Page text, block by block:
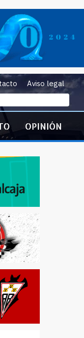
Aviso legal
OPINIÓN